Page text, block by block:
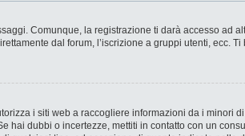
Comunque, la registrazione ti darà accesso ad
dal forum, l’iscrizione a gruppi utenti, ecc.
i siti web a raccogliere informazioni da i minori
dubbi o incertezze, mettiti in contatto con un